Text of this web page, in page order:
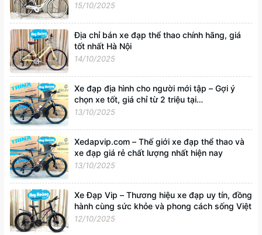
15/10/2025
Địa chỉ bán xe đạp thể thao chính hãng, giá
tốt nhất Hà Nội
14/10/2025
Xe đạp địa hình cho người mới tập – Gợi ý
chọn xe tốt, giá chỉ từ 2 triệu tại
Xedapvip.com
13/10/2025
Xedapvip.com – Thế giới xe đạp thể thao và
xe đạp giá rẻ chất lượng nhất hiện nay
13/10/2025
Xe Đạp Vip – Thương hiệu xe đạp uy tín, đồng
hành cùng sức khỏe và phong cách sống Việt
12/10/2025